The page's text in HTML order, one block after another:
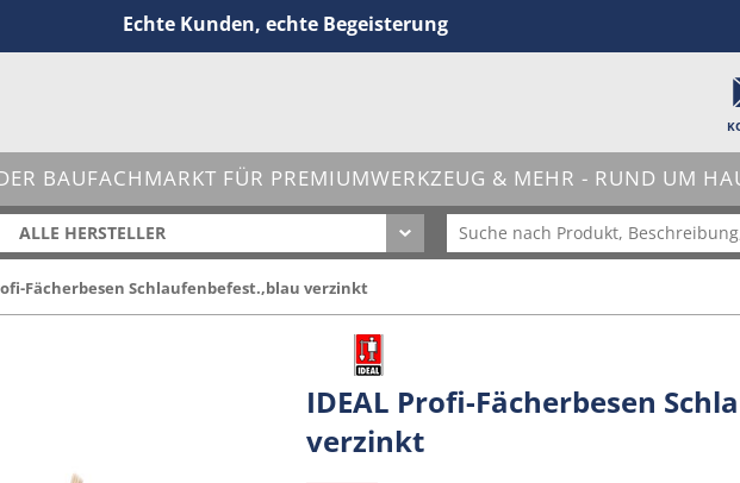
Echte Kunden, echte Begeisterung
BAUFACHMARKT FÜR PREMIUMWERKZEUG & MEHR - RUND UM
ALLE HERSTELLER
Fächerbesen Schlaufenbefest.,blau verzinkt
IDEAL Profi-Fächerbesen
verzinkt